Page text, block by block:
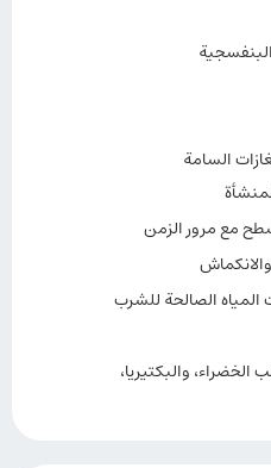
السامة
مع مرور الزمن
المياه الصالحة للشرب
الخضراء، والبكتيريا،